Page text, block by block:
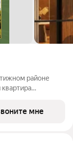
районе
от мне